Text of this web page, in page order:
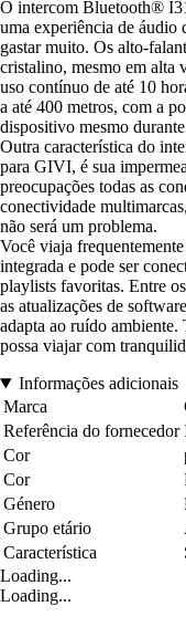
O intercom Bluetooth®
uma experiência de áudio
gastar muito. Os alto-
cristalino, mesmo em alta
uso contínuo de até 10
a até 400 metros, com a
dispositivo mesmo
Outra característica do
para GIVI, é sua
preocupações todas as
conectividade
não será um problema.
Você viaja
integrada e pode ser
playlists favoritas. Entre
as atualizações de
adapta ao ruído ambiente.
possa viajar com
Informações adicionais
Marca
Referência do fornecedor
Cor
Cor
Género
Grupo etário
Característica
Loading...
Loading...